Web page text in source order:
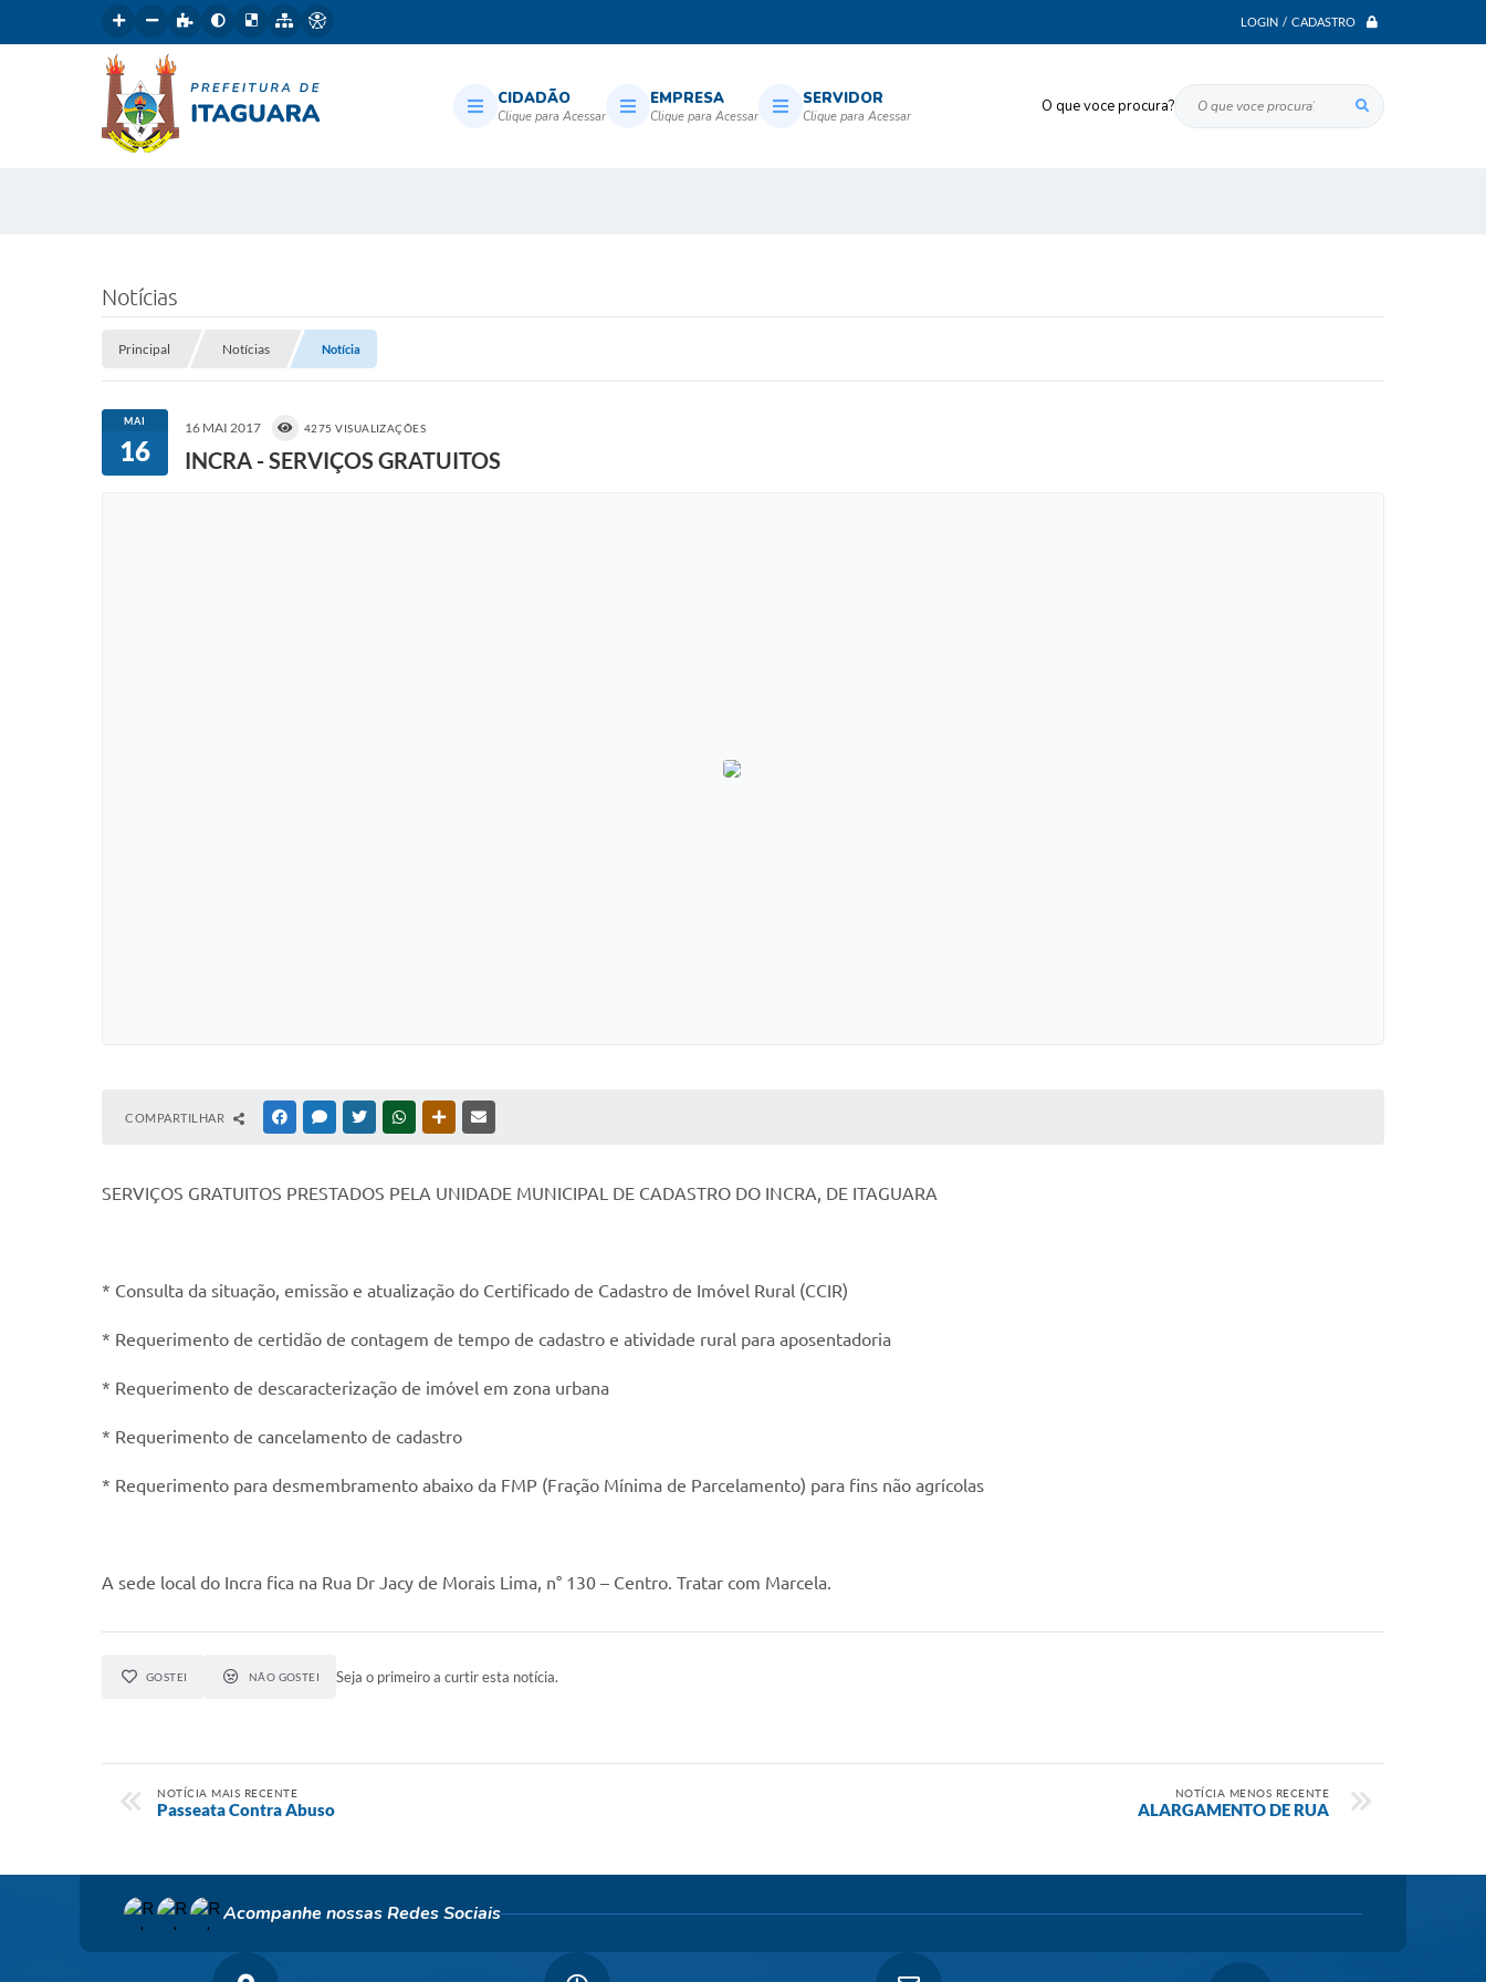
LOGIN / CADASTRO
O que voce procura?
CIDADÃO EMPRESA SERVIDOR
Notícias
Principal Notícias Notícia
MAI
16
16 MAI 2017 4275 VISUALIZAÇÕES
INCRA - SERVIÇOS GRATUITOS
COMPARTILHAR FACEBOOKMESSENGER
TWITTERWHATSAPPOUTRAS MÍDIAS
SERVIÇOS GRATUITOS PRESTADOS PELA UNIDADE MUNICIPAL DE CADASTRO DO INCRA, DE ITAGUARA
* Consulta da situação, emissão e atualização do Certificado de Cadastro de Imóvel Rural (CCIR)
* Requerimento de certidão de contagem de tempo de cadastro e atividade rural para aposentadoria
* Requerimento de descaracterização de imóvel em zona urbana
* Requerimento de cancelamento de cadastro
* Requerimento para desmembramento abaixo da FMP (Fração Mínima de Parcelamento) para fins não agrícolas
A sede local do Incra fica na Rua Dr Jacy de Morais Lima, n° 130 – Centro. Tratar com Marcela.
GOSTEI NÃO GOSTEI Seja o primeiro a curtir esta notícia.
NOTÍCIA MAIS RECENTE
Passeata Contra Abuso
NOTÍCIA MENOS RECENTE
ALARGAMENTO DE RUA
Acompanhe nossas Redes Sociais